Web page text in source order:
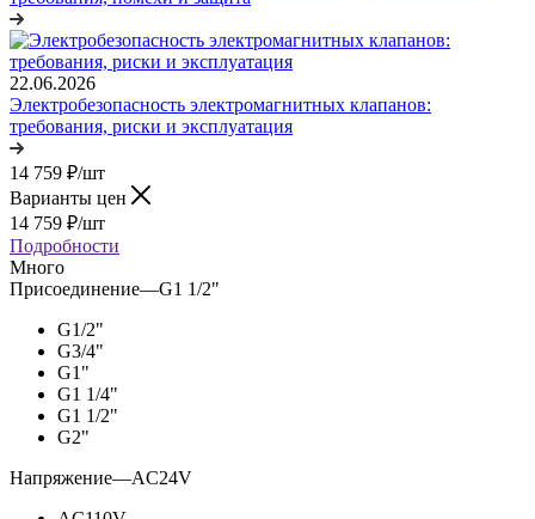
22.06.2026
Электробезопасность электромагнитных клапанов:
требования, риски и эксплуатация
14 759 ₽/шт
Варианты цен
14 759 ₽/шт
Подробности
Много
Присоединение—G1 1/2"
G1/2"
G3/4"
G1"
G1 1/4"
G1 1/2"
G2"
Напряжение—AC24V